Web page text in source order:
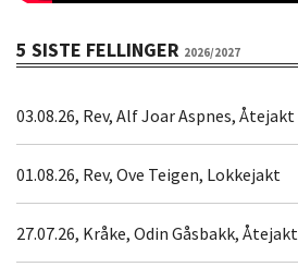
5 SISTE FELLINGER 2026/2027
03.08.26, Rev, Alf Joar Aspnes, Åtejakt
01.08.26, Rev, Ove Teigen, Lokkejakt
27.07.26, Kråke, Odin Gåsbakk, Åtejakt